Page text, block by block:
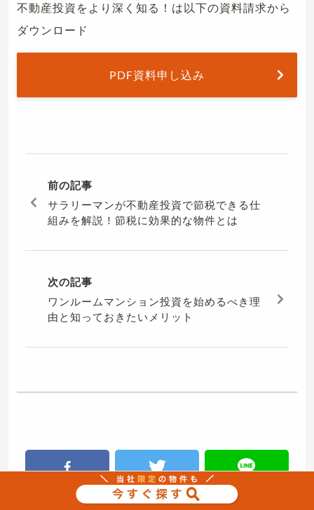
不動産投資をより深く知る！は以下の資料請求から
ダウンロード
PDF資料申し込み
前の記事
サラリーマンが不動産投資で節税できる仕
組みを解説！節税に効果的な物件とは
次の記事
ワンルームマンション投資を始めるべき理
由と知っておきたいメリット